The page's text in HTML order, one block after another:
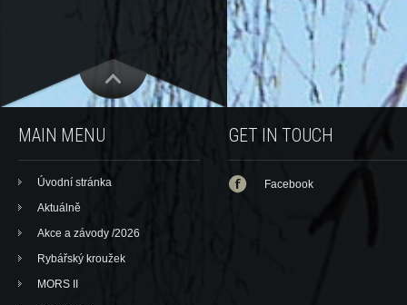
MAIN MENU
Úvodní stránka
Aktuálně
Akce a závody /2026
Rybářský kroužek
MORS II
GET IN TOUCH
Facebook